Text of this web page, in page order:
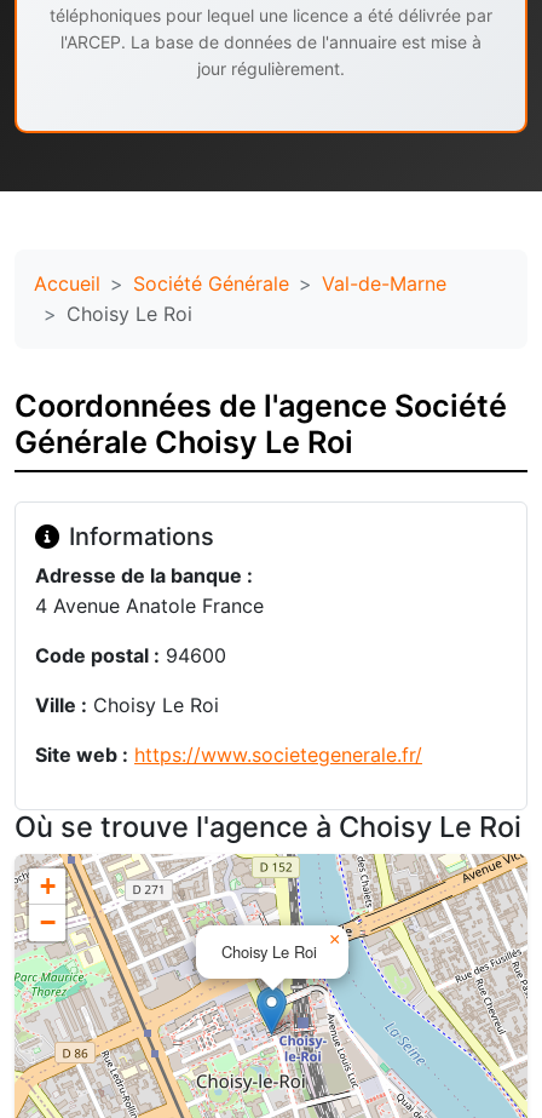
téléphoniques pour lequel une licence a été délivrée par
l'ARCEP. La base de données de l'annuaire est mise à
jour régulièrement.
Accueil Société Générale
Val-de-Marne
Choisy Le Roi
Coordonnées de l'agence Société
Générale Choisy Le Roi
Informations
Adresse de la banque :
4 Avenue Anatole France
Code postal : 94600
Ville : Choisy Le Roi
Site web : https://www.societegenerale.fr/
Où se trouve l'agence à Choisy Le Roi
Choisy Le Roi
×
+
−